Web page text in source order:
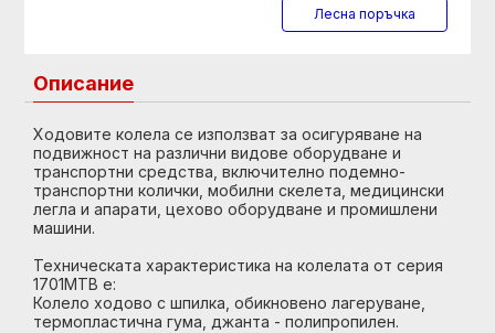
Лесна поръчка
Описание
Ходовите колела се използват за осигуряване на
подвижност на различни видове оборудване и
транспортни средства, включително подемно-
транспортни колички, мобилни скелета, медицински
легла и апарати, цехово оборудване и промишлени
машини.
Техническата характеристика на колелата от серия
1701MTB e:
Колело ходово с шпилка, обикновено лагеруване,
термопластична гума, джанта - полипропилен.